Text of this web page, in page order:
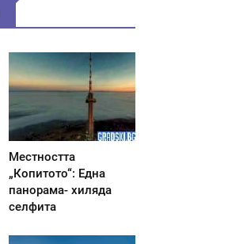
Местността
„Копитото“: Една
панорама- хиляда
селфита